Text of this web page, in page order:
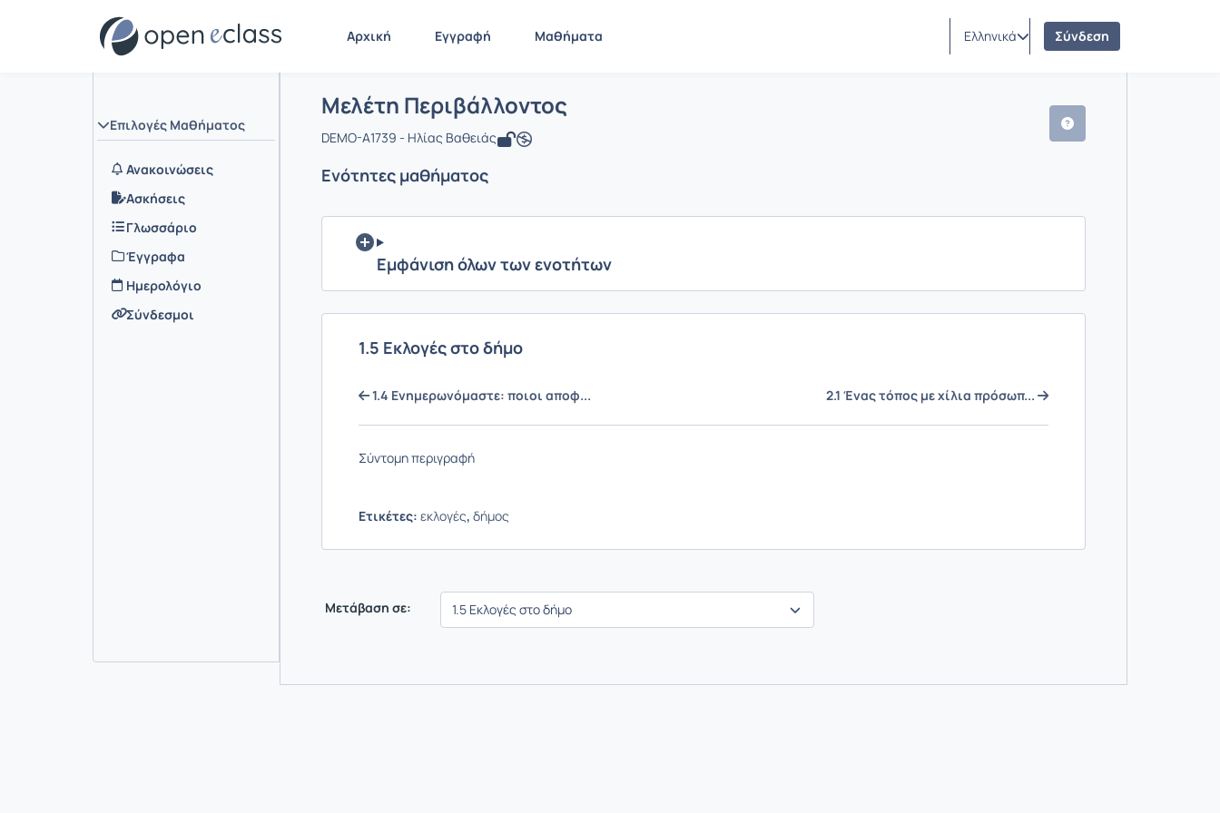
Αρχική Εγγραφή Μαθήματα Ελληνικά Σύνδεση
Επιλογές Μαθήματος
Ανακοινώσεις
Ασκήσεις
Γλωσσάριο
Έγγραφα
Ημερολόγιο
Σύνδεσμοι
Μάθημα : Μελέτη Περιβάλλοντος
Μελέτη Περιβάλλοντος
DEMO-A1739 - Ηλίας Βαθειάς
Ενότητες μαθήματος
Εμφάνιση όλων των ενοτήτων
1.5 Εκλογές στο δήμο
1.4 Ενημερωνόμαστε: ποιοι αποφ... 2.1 Ένας τόπος με χίλια πρόσωπ...
Σύντομη περιγραφή
Ετικέτες: εκλογές, δήμος
Μετάβαση σε: